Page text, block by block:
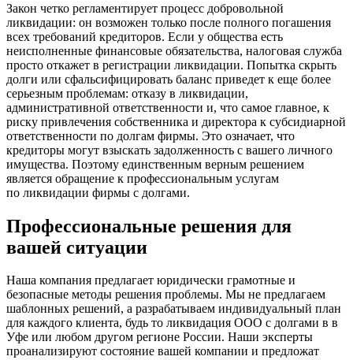
Закон четко регламентирует процесс добровольной
ликвидации: он возможен только после полного погашения
всех требований кредиторов. Если у общества есть
неисполненные финансовые обязательства, налоговая служба
просто откажет в регистрации ликвидации. Попытка скрыть
долги или сфальсифицировать баланс приведет к еще более
серьезным проблемам: отказу в ликвидации,
административной ответственности и, что самое главное, к
риску привлечения собственника и директора к субсидиарной
ответственности по долгам фирмы. Это означает, что
кредиторы могут взыскать задолженность с вашего личного
имущества. Поэтому единственным верным решением
является обращение к профессиональным услугам
по ликвидации фирмы с долгами.
Профессиональные решения для
вашей ситуации
Наша компания предлагает юридически грамотные и
безопасные методы решения проблемы. Мы не предлагаем
шаблонных решений, а разрабатываем индивидуальный план
для каждого клиента, будь то ликвидация ООО с долгами в в
Уфе или любом другом регионе России. Наши эксперты
проанализируют состояние вашей компании и предложат